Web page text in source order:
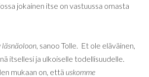
jokainen itse on vastuussa omasta
läsnäoloon, sanoo Tolle. Et ole eläväinen,
itsellesi ja ulkoiselle todellisuudelle.
mukaan on, että uskomme